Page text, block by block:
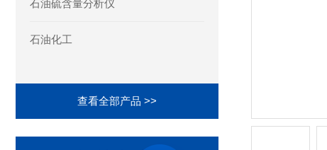
石油硫含量分析仪
石油化工
查看全部产品 >>